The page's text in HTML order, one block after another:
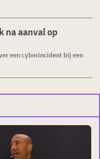
na aanval op
een cyberincident bij een